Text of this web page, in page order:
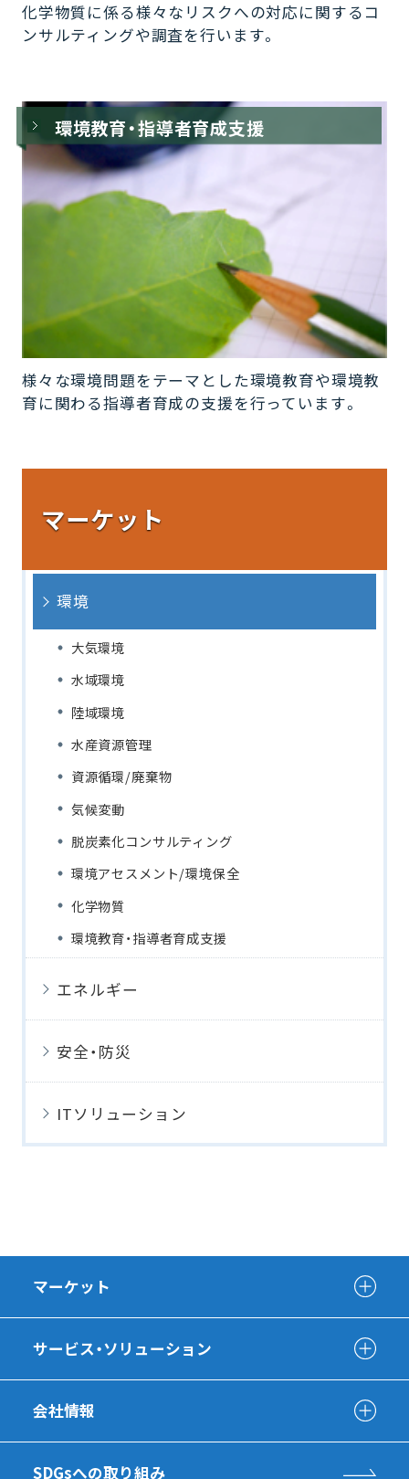
化学物質に係る様々なリスクへの対応に関するコ
ンサルティングや調査を行います。
環境教育・指導者育成支援
様々な環境問題をテーマとした環境教育や環境教
育に関わる指導者育成の支援を行っています。
マーケット
環境
大気環境
水域環境
陸域環境
水産資源管理
資源循環/廃棄物
気候変動
脱炭素化コンサルティング
環境アセスメント/環境保全
化学物質
環境教育・指導者育成支援
エネルギー
安全・防災
ITソリューション
マーケット
サービス・ソリューション
会社情報
SDGsへの取り組み